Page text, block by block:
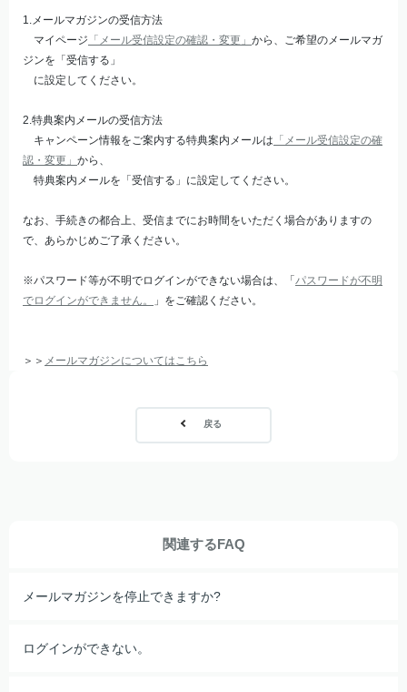
1.メールマガジンの受信方法
マイページ 「メール受信設定の確認・変更」 から、ご希望のメールマガ
ジンを「受信する」
に設定してください。
2.特典案内メールの受信方法
キャンペーン情報をご案内する特典案内メールは 「メール受信設定の確
認・変更」 から、
特典案内メールを「受信する」に設定してください。
なお、手続きの都合上、受信までにお時間をいただく場合がありますの
で、あらかじめご了承ください。
※パスワード等が不明でログインができない場合は、「 パスワードが不明
でログインができません。
」をご確認ください。
＞＞ メールマガジンについてはこちら
戻る
関連するFAQ
メールマガジンを停止できますか?
ログインができない。